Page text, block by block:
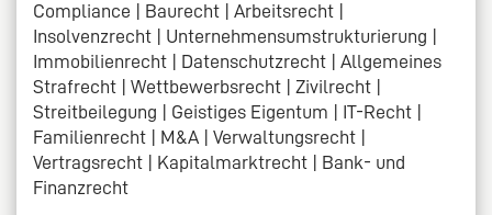
Compliance | Baurecht | Arbeitsrecht |
Insolvenzrecht | Unternehmensumstrukturierung |
Immobilienrecht | Datenschutzrecht | Allgemeines
Strafrecht | Wettbewerbsrecht | Zivilrecht |
Streitbeilegung | Geistiges Eigentum | IT-Recht |
Familienrecht | M&A | Verwaltungsrecht |
Vertragsrecht | Kapitalmarktrecht | Bank- und
Finanzrecht